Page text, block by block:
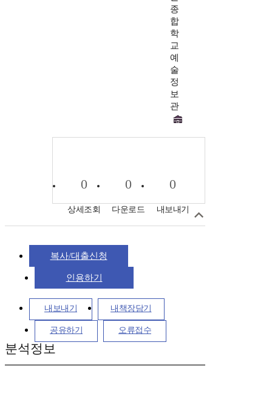
종
합
학
교
예
술
정
보
관
0
상세조회
0
다운로드
0
내보내기
복사/대출신청
인용하기
내보내기 내책장담기
공유하기 오류접수
분석정보